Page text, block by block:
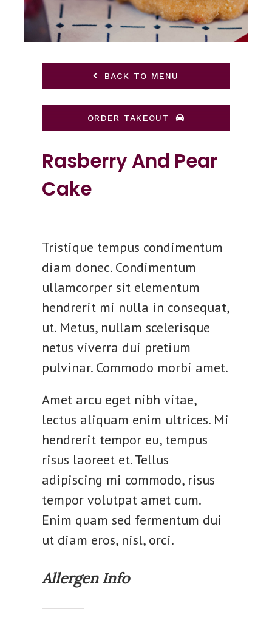
BACK TO MENU
ORDER TAKEOUT
Rasberry And Pear
Cake
Tristique tempus condimentum
diam donec. Condimentum
ullamcorper sit elementum
hendrerit mi nulla in consequat,
ut. Metus, nullam scelerisque
netus viverra dui pretium
pulvinar. Commodo morbi amet.
Amet arcu eget nibh vitae,
lectus aliquam enim ultrices. Mi
hendrerit tempor eu, tempus
risus laoreet et. Tellus
adipiscing mi commodo, risus
tempor volutpat amet cum.
Enim quam sed fermentum dui
ut diam eros, nisl, orci.
Allergen Info